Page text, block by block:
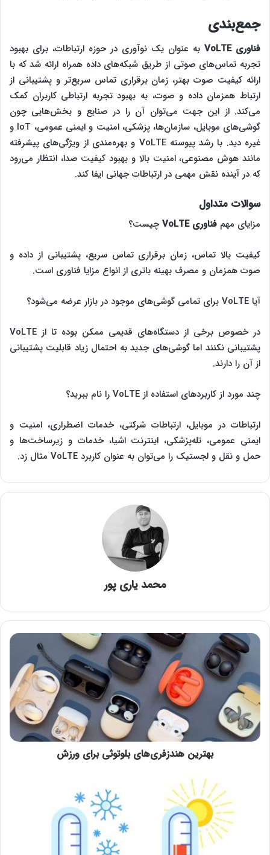
جمع‌بندی
فناوریVoLTE به عنوان یک نوآوری در حوزه ارتباطات، برای بهبود
تجربه تماس‌های صوتی از طریق شبکه‌های داده همراه ارائه شد که با
ارائه کیفیت صوت بهتر، زمان برقراری تماس سریع‌تر و پشتیبانی از
ارتباط همزمان داده و صوت، به بهبود تجربه ارتباطی کاربران کمک
می‌کند. از این جهت می‌توان آن را در صنایع و بخش‌هایی چون
گوشی‌های موبایل، سازمان‌ها، پزشکی، امنیت و ایمنی عمومی، IoT و
غیره دید. با رشد پیوسته VoLTE و بهره‌مندی از ویژگی‌های پیشرفته
مانند هوش مصنوعی، امنیت بالا و بهبود کیفیت صدا، انتظار می‌رود
که در آینده نقش مهمی در ارتباطات جهانی ایفا کند.
سوالات متداول
مزایای مهم فناوریVoLTEچیست؟
کیفیت بالا تماس، زمان برقراری تماس سریع، پشتیبانی از داده و
صوت همزمان و مصرف بهینه باتری از انواع مزایا فناوری است.
آیا VoLTE برای تمامی گوشی‌های موجود در بازار عرضه می‌شود؟
در خصوص برخی از دستگاه‌های قدیمی ممکن بوده تا از VoLTE
پشتیبانی نکنند اما گوشی‌های جدید به احتمال زیاد قابلیت پشتیبانی
از آن را دارند.
چند مورد از کاربردهای استفاده از VoLTE را نام ببرید؟
ارتباطات در موبایل، ارتباطات شرکتی، خدمات اضطراری، امنیت و
ایمنی عمومی، تله‌پزشکی، اینترنت اشیا، خدمات و زیرساخت‌ها و
حمل و نقل و لجستیک را می‌توان به عنوان کاربرد VoLTE مثال زد.
محمد یاری پور
بهترین هندزفری‌های بلوتوثی برای ورزش